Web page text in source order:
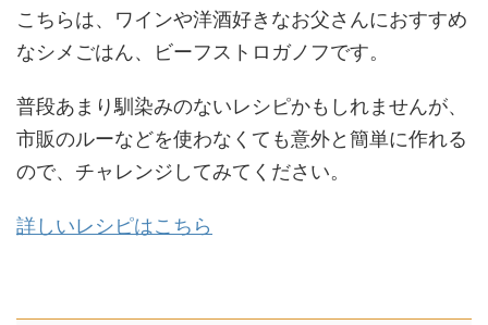
こちらは、ワインや洋酒好きなお父さんにおすすめ
なシメごはん、ビーフストロガノフです。
普段あまり馴染みのないレシピかもしれませんが、
市販のルーなどを使わなくても意外と簡単に作れる
ので、チャレンジしてみてください。
詳しいレシピはこちら